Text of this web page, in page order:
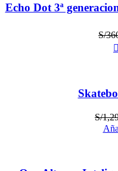
Echo Dot 3ª
S/
S/